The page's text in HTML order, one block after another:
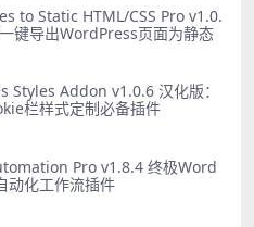
to Static HTML/CSS Pro v1.0.
键导出WordPress页面为静态
Styles Addon v1.0.6 汉化版：
栏样式定制必备插件
Pro v1.8.4 终极Word
动化工作流插件